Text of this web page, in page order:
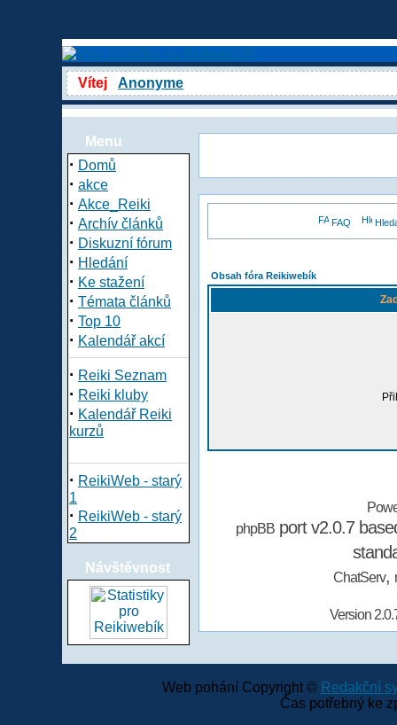
Vítej Anonyme
Menu
· Domů
· akce
· Akce_Reiki
· Archív článků
· Diskuzní fórum
· Hledání
· Ke stažení
· Témata článků
· Top 10
· Kalendář akcí
· Reiki Seznam
· Reiki kluby
· Kalendář Reiki
kurzů
· ReikiWeb - starý
1
· ReikiWeb - starý
2
Návštěvnost
FAQ
Obsah fóra Reikiwebík
phpBBport v2.0.7
ChatServ,
Version
Web pohání Copyright © Redakční
Čas potřebný ke